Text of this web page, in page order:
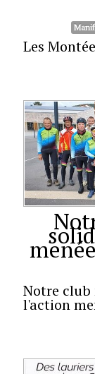
Les
Notre club
l'action